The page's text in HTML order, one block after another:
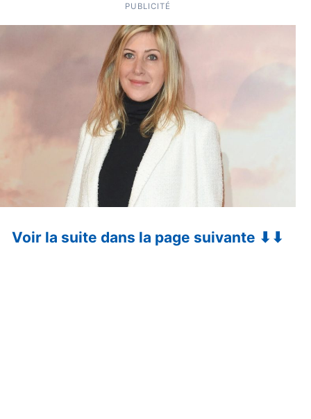
PUBLICITÉ
Voir la suite dans la page suivante ⬇⬇